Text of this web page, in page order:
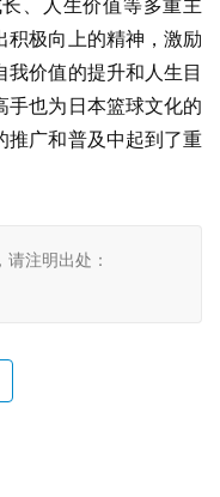
、人生价值等多重主
积极向上的精神，激励
价值的提升和人生目
手也为日本篮球文化的
推广和普及中起到了重
注明出处：